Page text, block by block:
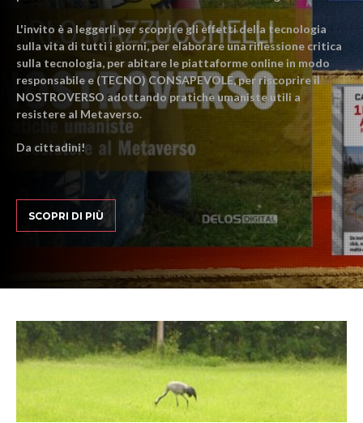
L'invito è a leggerli per scoprire gli effetti della tecnologia
sulla vita di tutti i giorni, per elaborare una riflessione critica
sulla tecnologia, per abitare le piattaforme online in modo
responsabile e (TECNO) CONSAPEVOLE, per riscoprire il
NOSTROVERSO adottando pratiche umaniste utili a
resistere al Metaverso.
Da cittadini!
SCOPRI DI PIÙ